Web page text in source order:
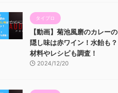
タイプロ
【動画】菊池風磨のカレーの
隠し味は赤ワイン！水飴も？
材料やレシピも調査！
2024/12/20